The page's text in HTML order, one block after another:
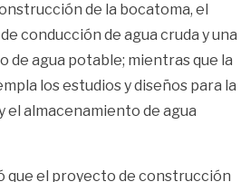
de la bocatoma, el
conducción de agua cruda y una
de agua potable; mientras que la
los estudios y diseños para la
el almacenamiento de agua
que el proyecto de construcción